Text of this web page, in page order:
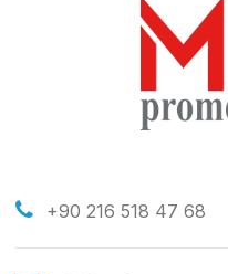
+90 216 518 47 68